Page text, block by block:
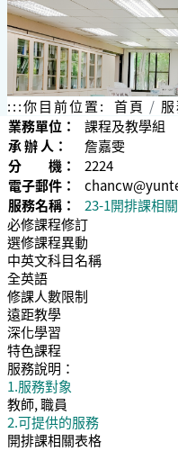
:::你目前位置: 首頁
業務單位：
課程及教學組
承 辦 人：
詹嘉雯
分 機：
2224
電子郵件：
服務名稱：
23-1開排課相
必修課程修訂
選修課程異動
中英文科目名稱
全英語
修課人數限制
遠距教學
深化學習
特色課程
服務說明：
1.服務對象
教師, 職員
2.可提供的服務
開排課相關表格